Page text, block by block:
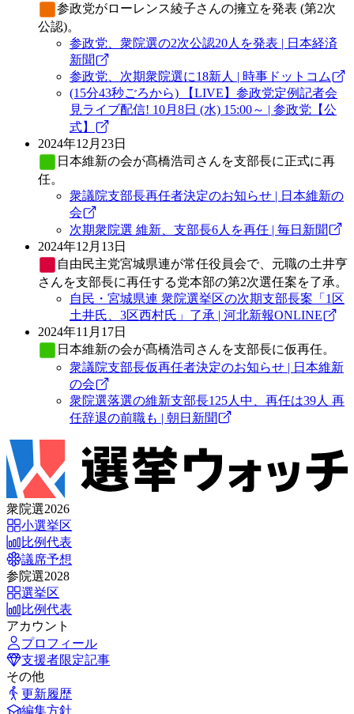
参政党がローレンス綾子さんの擁立を発表 (第2次
公認)。
参政党、衆院選の2次公認20人を発表 | 日本経済
新聞
参政党、次期衆院選に18新人 | 時事ドットコム
(15分43秒ごろから) 【LIVE】参政党定例記者会
見ライブ配信! 10月8日 (水) 15:00～ | 参政党【公
式】
2024年12月23日
日本維新の会が髙橋浩司さんを支部長に正式に再
任。
衆議院支部長再任者決定のお知らせ | 日本維新の
会
次期衆院選 維新、支部長6人を再任 | 毎日新聞
2024年12月13日
自由民主党宮城県連が常任役員会で、元職の土井亨
さんを支部長に再任する党本部の第2次選任案を了承。
自民・宮城県連 衆院選挙区の次期支部長案「1区
土井氏、3区西村氏」了承 | 河北新報ONLINE
2024年11月17日
日本維新の会が髙橋浩司さんを支部長に仮再任。
衆議院支部長仮再任者決定のお知らせ | 日本維新
の会
衆院選落選の維新支部長125人中、再任は39人 再
任辞退の前職も | 朝日新聞
衆院選2026
小選挙区
比例代表
議席予想
参院選2028
選挙区
比例代表
アカウント
プロフィール
支援者限定記事
その他
更新履歴
編集方針